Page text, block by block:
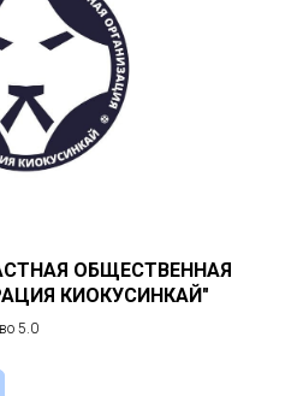
ОБЩЕСТВЕННАЯ
КИОКУСИНКАЙ"
5.0